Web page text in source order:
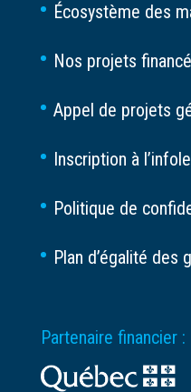
Écosystème des
Nos projets
Appel de projets
Inscription à
Politique de
Plan d’égalité des
Partenaire financier :